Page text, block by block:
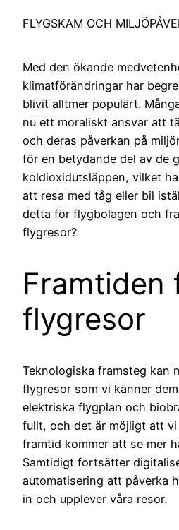
FLYGSKAM OCH
Med den ökande
klimatförändringar har
blivit alltmer populärt.
nu ett moraliskt ansvar att
och deras påverkan på
för en betydande del av de
koldioxidutsläppen, vilket
att resa med tåg eller bil
detta för flygbolagen och
flygresor?
Framtiden
flygresor
Teknologiska framsteg kan
flygresor som vi känner
elektriska flygplan och
fullt, och det är möjligt att
framtid kommer att se mer
Samtidigt fortsätter
automatisering att påverka
in och upplever våra resor.